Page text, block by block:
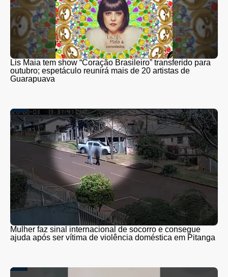
Lis Maia tem show “Coração Brasileiro” transferido para
outubro; espetáculo reunirá mais de 20 artistas de
Guarapuava
Mulher faz sinal internacional de socorro e consegue
ajuda após ser vítima de violência doméstica em Pitanga